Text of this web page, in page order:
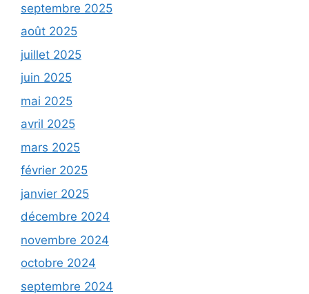
septembre 2025
août 2025
juillet 2025
juin 2025
mai 2025
avril 2025
mars 2025
février 2025
janvier 2025
décembre 2024
novembre 2024
octobre 2024
septembre 2024